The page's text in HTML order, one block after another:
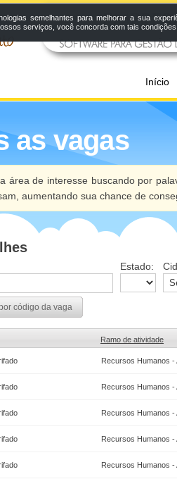
Início
as vagas
área de interesse buscando por
aumentando sua chance de
Estado:
código da vaga
Ramo de atividade
Recursos Humanos -
Recursos Humanos -
Recursos Humanos -
Recursos Humanos -
Recursos Humanos -
semelhantes para melhorar a sua
serviços, você concorda com tais